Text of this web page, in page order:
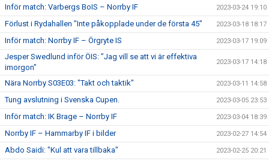
Inför match: Varbergs BoIS – Norrby IF 2023-03-24 19:10
Förlust i Rydahallen "Inte påkopplade under de första 45" 2023-03-18 18:17
Inför match: Norrby IF – Örgryte IS 2023-03-17 19:09
Jesper Swedlund inför ÖIS: ”Jag vill se att vi är effektiva
imorgon"
2023-03-17 14:18
Nära Norrby S03E03: "Takt och taktik" 2023-03-11 14:58
Tung avslutning i Svenska Cupen. 2023-03-05 23:53
Inför match: IK Brage – Norrby IF 2023-03-04 18:39
Norrby IF – Hammarby IF i bilder 2023-02-27 14:54
Abdo Saidi: "Kul att vara tillbaka" 2023-02-25 20:21